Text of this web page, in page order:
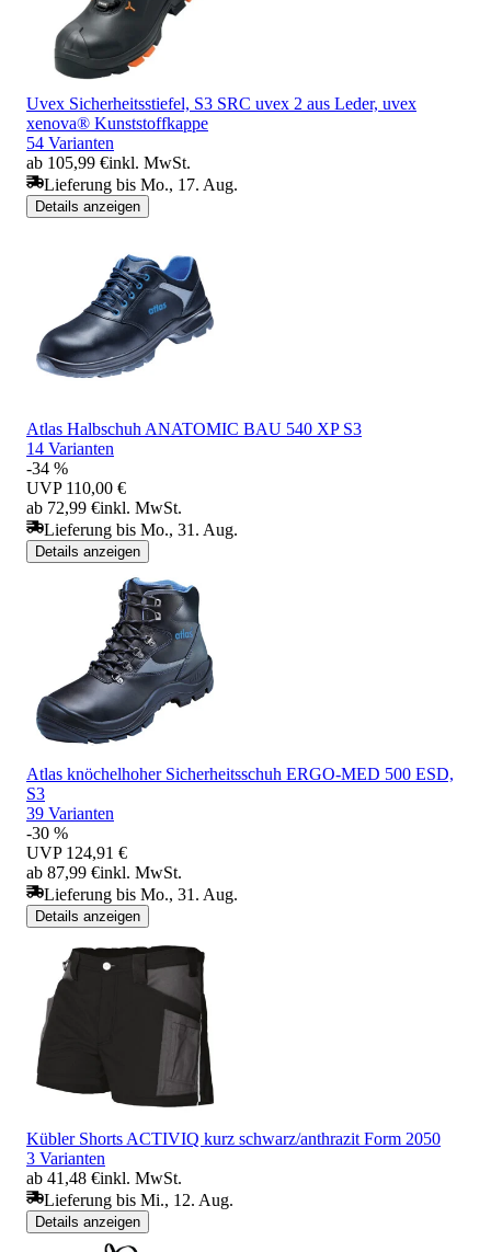
Uvex Sicherheitsstiefel, S3 SRC uvex 2 aus Leder, uvex
xenova® Kunststoffkappe
54 Varianten
ab 105,99 €inkl. MwSt.
Lieferung bis Mo., 17. Aug.
Details anzeigen
Atlas Halbschuh ANATOMIC BAU 540 XP S3
14 Varianten
-34 %
UVP 110,00 €
ab 72,99 €inkl. MwSt.
Lieferung bis Mo., 31. Aug.
Details anzeigen
Atlas knöchelhoher Sicherheitsschuh ERGO-MED 500 ESD,
S3
39 Varianten
-30 %
UVP 124,91 €
ab 87,99 €inkl. MwSt.
Lieferung bis Mo., 31. Aug.
Details anzeigen
Kübler Shorts ACTIVIQ kurz schwarz/anthrazit Form 2050
3 Varianten
ab 41,48 €inkl. MwSt.
Lieferung bis Mi., 12. Aug.
Details anzeigen